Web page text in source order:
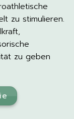
zu stimulieren.
zu geben